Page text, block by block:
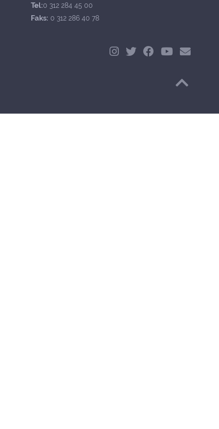
Tel:0 312 284 45 00
Faks: 0 312 286 40 78